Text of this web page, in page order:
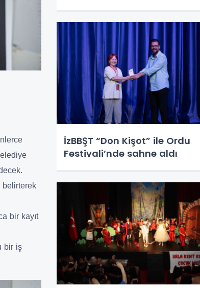
belirterek
bir kayıt
bir iş
İzBBŞT “Don Kişot” ile Ordu
Festivali’nde sahne aldı